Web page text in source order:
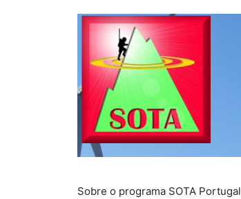
Sobre o programa SOTA Portugal